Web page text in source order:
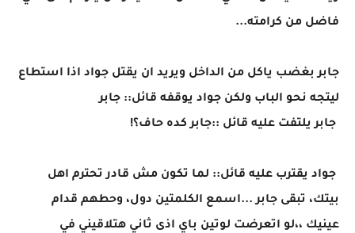
فاضل من كرامته...
جابر بغضب ياكل من الداخل ويريد ان يقتل جواد اذا استطاع
ليتجه نحو الباب ولكن جواد يوقفه قائل:: جابر
جابر يلتفت عليه قائل ::جابر كده حاف؟!
جواد يقترب عليه قائل:: لما تكون مش قادر تحترم اهل
بيتك، تبقى جابر ...اسمع الكلمتين دول، وحطهم قدام
عينيك ،،لو اتعرضت لوتين باي اذى ثاني هتلاقيني في